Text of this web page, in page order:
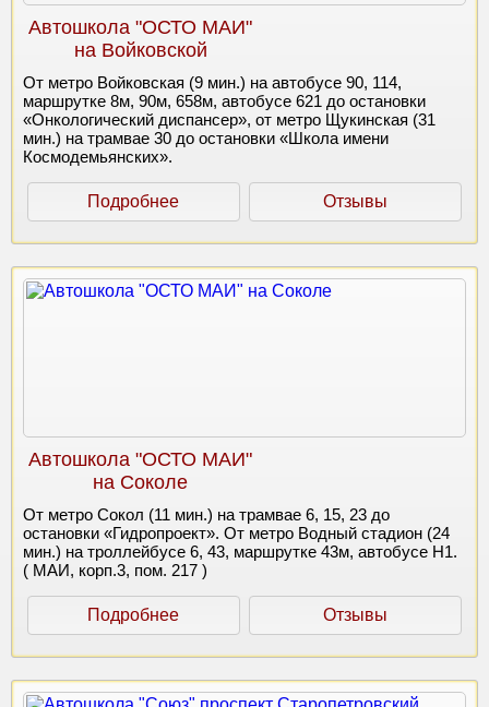
Автошкола "ОСТО МАИ"
на Войковской
От метро Войковская (9 мин.) на автобусе 90, 114,
маршрутке 8м, 90м, 658м, автобусе 621 до остановки
«Онкологический диспансер», от метро Щукинская (31
мин.) на трамвае 30 до остановки «Школа имени
Космодемьянских».
Подробнее Отзывы
Автошкола "ОСТО МАИ"
на Соколе
От метро Сокол (11 мин.) на трамвае 6, 15, 23 до
остановки «Гидропроект». От метро Водный стадион (24
мин.) на троллейбусе 6, 43, маршрутке 43м, автобусе Н1.
( МАИ, корп.3, пом. 217 )
Подробнее Отзывы